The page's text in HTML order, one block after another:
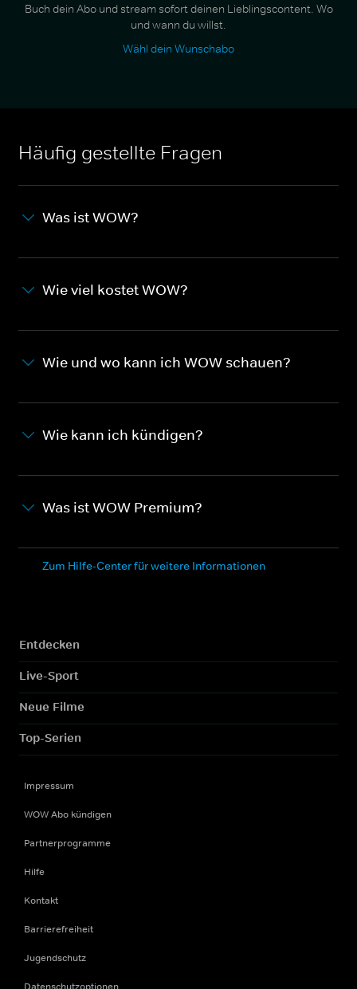
Buch dein Abo und stream sofort deinen Lieblingscontent. Wo
und wann du willst.
Wähl dein Wunschabo
Häufig gestellte Fragen
Was ist WOW?
Wie viel kostet WOW?
Wie und wo kann ich WOW schauen?
Wie kann ich kündigen?
Was ist WOW Premium?
Zum Hilfe-Center für weitere Informationen
Entdecken
Live-Sport
Neue Filme
Top-Serien
Impressum
WOW Abo kündigen
Partnerprogramme
Hilfe
Kontakt
Barrierefreiheit
Jugendschutz